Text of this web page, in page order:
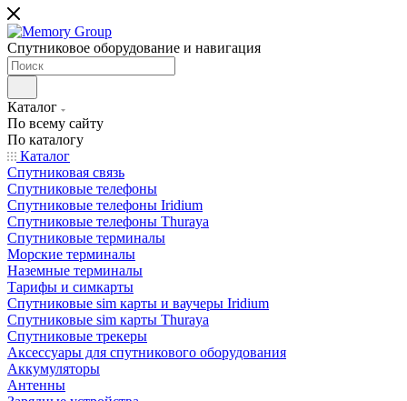
Спутниковое оборудование и навигация
Каталог
По всему сайту
По каталогу
Каталог
Спутниковая связь
Спутниковые телефоны
Спутниковые телефоны Iridium
Спутниковые телефоны Thuraya
Спутниковые терминалы
Морские терминалы
Наземные терминалы
Тарифы и симкарты
Спутниковые sim карты и ваучеры Iridium
Спутниковые sim карты Thuraya
Спутниковые трекеры
Аксессуары для спутникового оборудования
Аккумуляторы
Антенны